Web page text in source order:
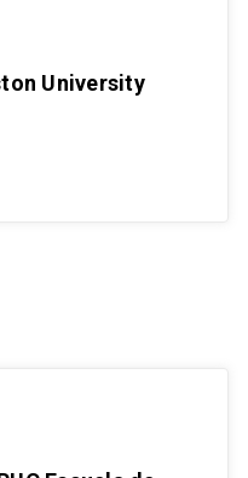
University